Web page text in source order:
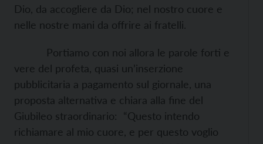
Dio, da accogliere da Dio; nel nostro cuore e
nelle nostre mani da offrire ai fratelli.
Portiamo con noi allora le parole forti e
vere del profeta, quasi un’inserzione
pubblicitaria a pagamento sul giornale, una
proposta alternativa e chiara alla fine del
Giubileo straordinario: “Questo intendo
richiamare al mio cuore, e per questo voglio